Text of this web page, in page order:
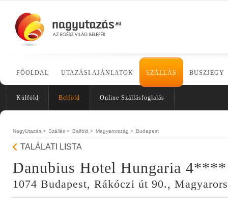
FŐOLDAL UTAZÁSI AJÁNLATOK SZÁLLÁS BUSZJEGY
Külföld Belföld Online Szállásfoglalás
NagyUtazás > Szállás > Belföld > Magyarország > Budapest
TALÁLATI LISTA
Danubius Hotel Hungaria 4****
1074 Budapest, Rákóczi út 90.,